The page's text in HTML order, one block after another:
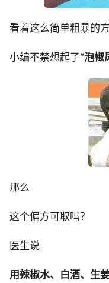
看着这么简单粗暴的
小编不禁想起了“泡椒
那么
这个偏方可取吗？
医生说
用辣椒水、白酒、生